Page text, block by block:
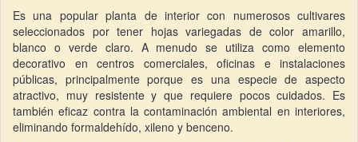
Es una popular planta de interior con numerosos cultivares
seleccionados por tener hojas variegadas de color amarillo,
blanco o verde claro. A menudo se utiliza como elemento
decorativo en centros comerciales, oficinas e instalaciones
públicas, principalmente porque es una especie de aspecto
atractivo, muy resistente y que requiere pocos cuidados. Es
también eficaz contra la contaminación ambiental en interiores,
eliminando formaldehído, xileno y benceno.